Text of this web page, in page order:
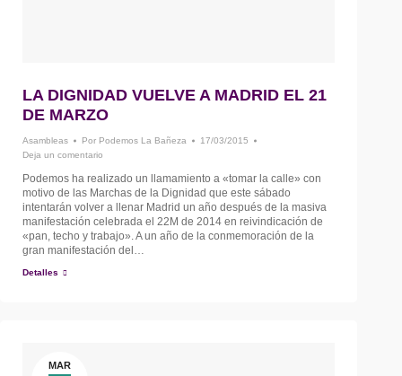
LA DIGNIDAD VUELVE A MADRID EL 21
DE MARZO
Asambleas Por Podemos La Bañeza
17/03/2015
Deja un comentario
Podemos ha realizado un llamamiento a «tomar la calle» con
motivo de las Marchas de la Dignidad que este sábado
intentarán volver a llenar Madrid un año después de la masiva
manifestación celebrada el 22M de 2014 en reivindicación de
«pan, techo y trabajo». A un año de la conmemoración de la
gran manifestación del…
Detalles
MAR